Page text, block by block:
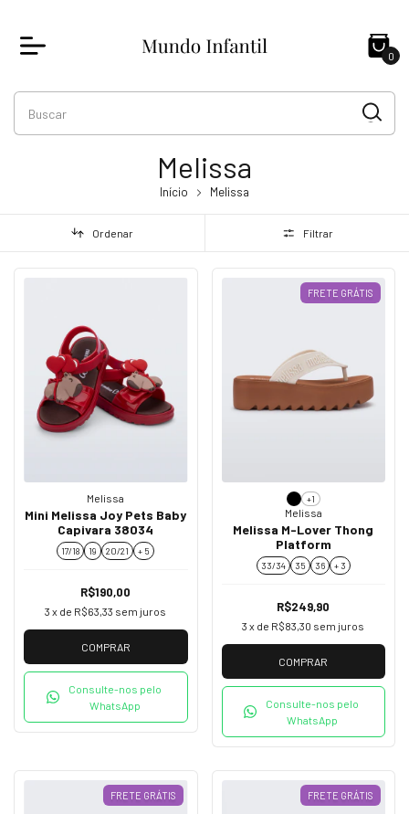
0
Melissa
Início Melissa
Ordenar Filtrar
Melissa
Mini Melissa Joy Pets Baby
Capivara 38034
17/18 19 20/21 + 5
R$190,00
3 x de R$63,33 sem juros
COMPRAR
Consulte-nos pelo
WhatsApp
FRETE GRÁTIS
+1
Melissa
Melissa M-Lover Thong
Platform
33/34 35 36 + 3
R$249,90
3 x de R$83,30 sem juros
COMPRAR
Consulte-nos pelo
WhatsApp
FRETE GRÁTIS FRETE GRÁTIS